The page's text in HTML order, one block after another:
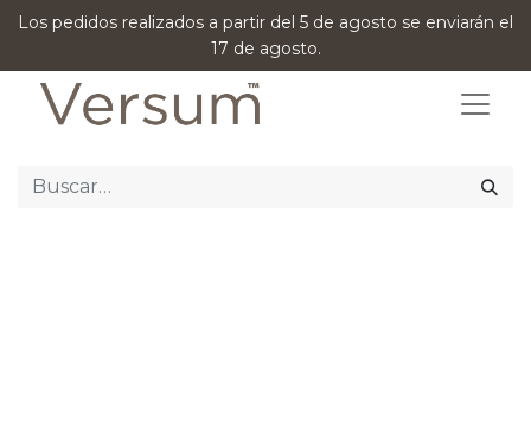
Los pedidos realizados a partir del 5 de agosto se enviarán el
17 de agosto.